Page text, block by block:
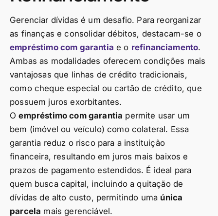
Gerenciar dívidas é um desafio. Para reorganizar
as finanças e consolidar débitos, destacam-se o
empréstimo com garantia e o refinanciamento.
Ambas as modalidades oferecem condições mais
vantajosas que linhas de crédito tradicionais,
como cheque especial ou cartão de crédito, que
possuem juros exorbitantes.
Oempréstimo com garantia permite usar um
bem (imóvel ou veículo) como colateral. Essa
garantia reduz o risco para a instituição
financeira, resultando em juros mais baixos e
prazos de pagamento estendidos. É ideal para
quem busca capital, incluindo a quitação de
dívidas de alto custo, permitindo uma única
parcela mais gerenciável.